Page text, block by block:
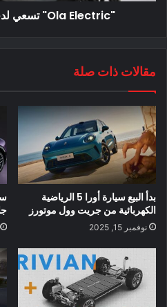
في النصف الأول من عام
إقرأ أيضا:
"Ola Electric" تسعي لدخول السوق العالمية
مقالات ذات صلة
بدأ البيع سيارة أورا 5 الرياضية
الكهربائية من جريت وول موتورز
نوفمبر 15, 2025